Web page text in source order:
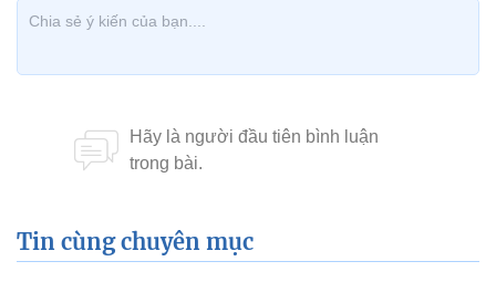
Tin cùng chuyên mục